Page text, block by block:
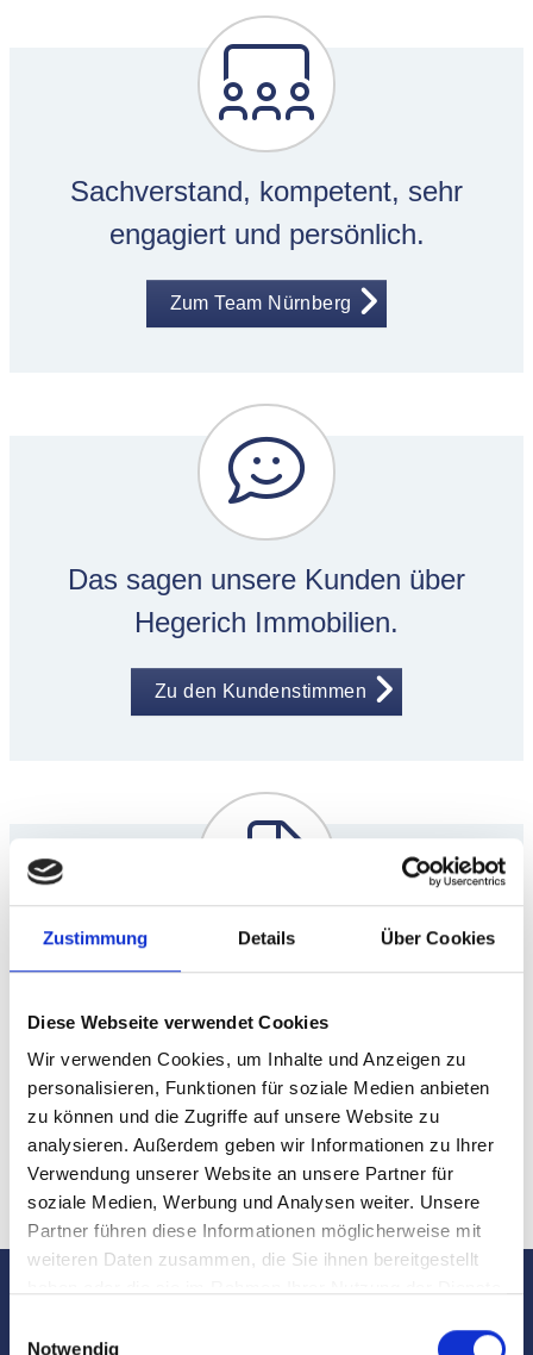
Zustimmung Details Über Cookies
Diese Webseite verwendet Cookies
Wir verwenden Cookies, um Inhalte und Anzeigen zu
personalisieren, Funktionen für soziale Medien anbieten
zu können und die Zugriffe auf unsere Website zu
analysieren. Außerdem geben wir Informationen zu Ihrer
Verwendung unserer Website an unsere Partner für
soziale Medien, Werbung und Analysen weiter. Unsere
Partner führen diese Informationen möglicherweise mit
weiteren Daten zusammen, die Sie ihnen bereitgestellt
Notwendig
Sachverstand, kompetent, sehr
engagiert und persönlich.
Zum Team Nürnberg
Das sagen unsere Kunden über
Hegerich Immobilien.
Zu den Kundenstimmen
Höchstleistung: Unsere
Auszeichnungen - Ihr Vorteil.
Auszeichnungen
Ich freue mich auf Ihren